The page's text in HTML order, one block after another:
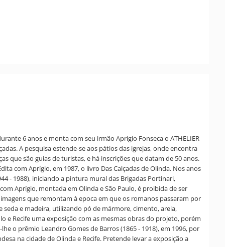
6 anos e monta com seu irmão Aprígio Fonseca o ATHELIER
A pesquisa estende-se aos pátios das igrejas, onde encontra
que são guias de turistas, e há inscrições que datam de 50 anos.
com Aprígio, em 1987, o livro Das Calçadas de Olinda. Nos anos
- 1988), iniciando a pintura mural das Brigadas Portinari,
Aprígio, montada em Olinda e São Paulo, é proibida de ser
que remontam à epoca em que os romanos passaram por
seda e madeira, utilizando pó de mármore, cimento, areia,
e Recife uma exposição com as mesmas obras do projeto, porém
o prêmio Leandro Gomes de Barros (1865 - 1918), em 1996, por
na cidade de Olinda e Recife. Pretende levar a exposição a